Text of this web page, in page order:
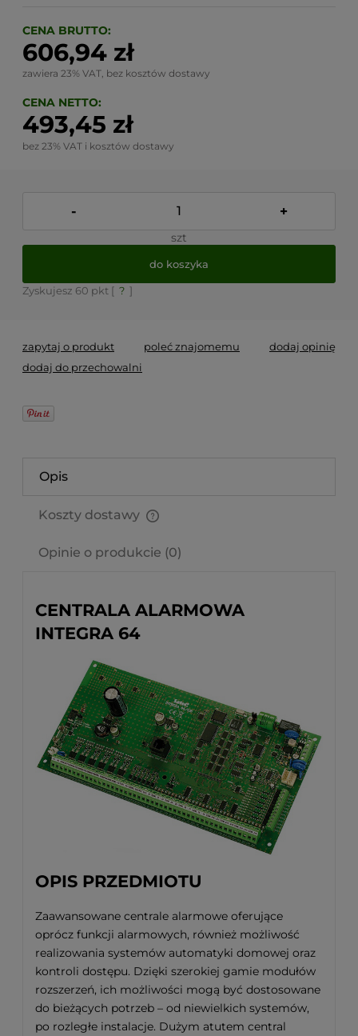
CENA BRUTTO:
606,94 zł
zawiera 23% VAT, bez kosztów dostawy
CENA NETTO:
493,45 zł
bez 23% VAT i kosztów dostawy
- +
szt
do koszyka
Zyskujesz 60 pkt [ ? ]
zapytaj o produkt poleć znajomemu
dodaj opinię
dodaj do przechowalni
Opis
Koszty dostawy
Opinie o produkcie (0)
CENTRALA ALARMOWA
INTEGRA 64
OPIS PRZEDMIOTU
Zaawansowane centrale alarmowe oferujące
oprócz funkcji alarmowych, również możliwość
realizowania systemów automatyki domowej oraz
kontroli dostępu. Dzięki szerokiej gamie modułów
rozszerzeń, ich możliwości mogą być dostosowane
do bieżących potrzeb – od niewielkich systemów,
po rozległe instalacje. Dużym atutem central